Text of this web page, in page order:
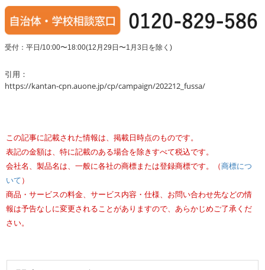
受付：平日/10:00〜18:00(12月29日〜1月3日を除く)
引用：
https://kantan-cpn.auone.jp/cp/campaign/202212_fussa/
この記事に記載された情報は、掲載日時点のものです。
表記の金額は、特に記載のある場合を除きすべて税込です。
会社名、製品名は、一般に各社の商標または登録商標です。（ 商標につ
いて ）
商品・サービスの料金、サービス内容・仕様、お問い合わせ先などの情
報は予告なしに変更されることがありますので、あらかじめご了承くだ
さい。